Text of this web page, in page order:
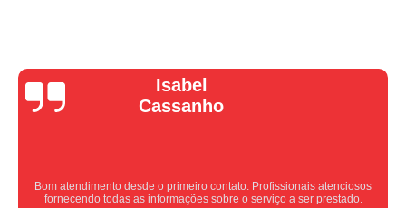
Vera Maria
Equipe nota 10, trabalho rápido com excelência , super organizados.
Super indico.